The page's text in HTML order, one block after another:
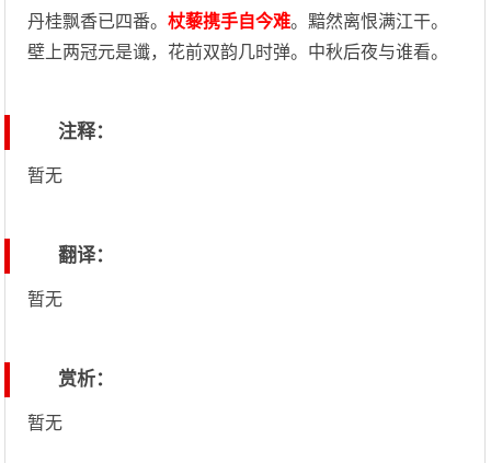
丹桂飘香已四番。杖藜携手自今难。黯然离恨满江干。
壁上两冠元是谶，花前双韵几时弹。中秋后夜与谁看。
注释：
暂无
翻译：
暂无
赏析：
暂无